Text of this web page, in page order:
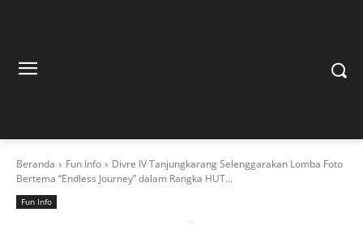
Beranda Fun Info
Divre IV Tanjungkarang Selenggarakan Lomba Foto
Bertema “Endless Journey” dalam Rangka HUT...
Fun Info